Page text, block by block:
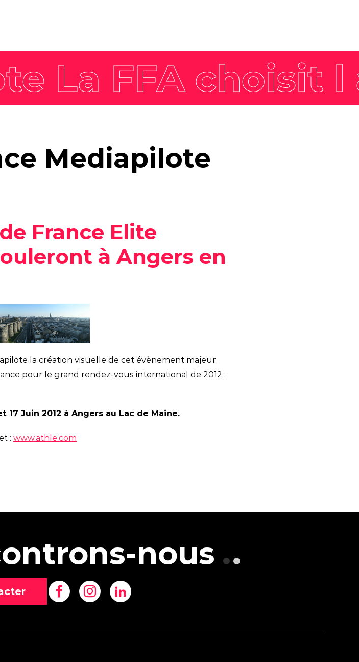
Stratégie de
communication
contenus
Social media
Communication RSE
Pack Impact
compétences de vos
équipes avec nos formations
Mediapilote
France Elite
à Angers en
la création visuelle de cet évènement majeur,
pour le grand rendez-vous international de 2012 :
17 Juin 2012 à Angers au Lac de Maine.
: www.athle.com
nous